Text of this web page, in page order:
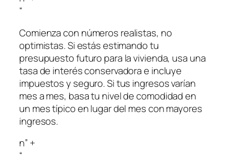
“
Comienza con números realistas, no
optimistas. Si estás estimando tu
presupuesto futuro para la vivienda, usa una
tasa de interés conservadora e incluye
impuestos y seguro. Si tus ingresos varían
mes a mes, basa tu nivel de comodidad en
un mes típico en lugar del mes con mayores
ingresos.
n” +
“